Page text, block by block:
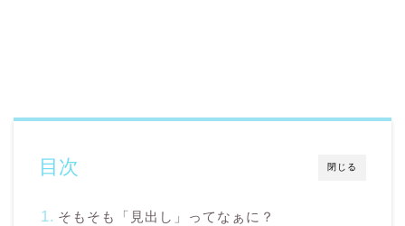
閉じる
目次
そもそも「見出し」ってなぁに？